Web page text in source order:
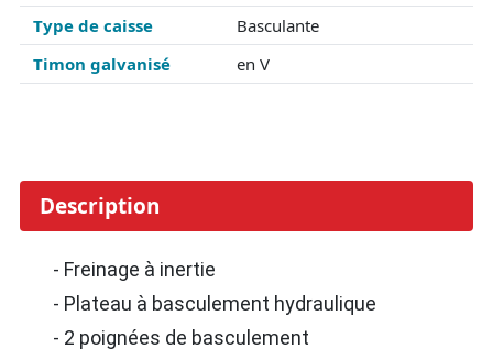
Type de caisse
Basculante
Timon galvanisé
en V
Description
- Freinage à inertie
- Plateau à basculement hydraulique
- 2 poignées de basculement